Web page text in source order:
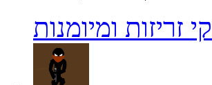
זריזות ומיומנות